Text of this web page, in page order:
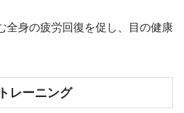
全身の疲労回復を促し、目の健康
レーニング